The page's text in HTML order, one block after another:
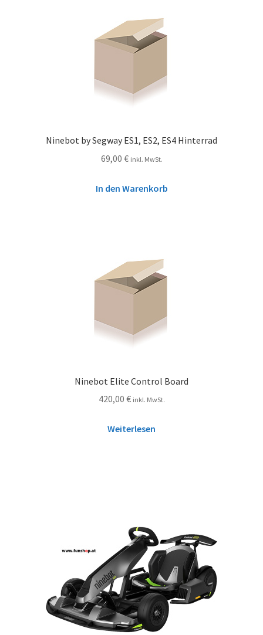
Ninebot by Segway ES1, ES2, ES4 Hinterrad
69,00 € inkl. MwSt.
In den Warenkorb
Ninebot Elite Control Board
420,00 € inkl. MwSt.
Weiterlesen